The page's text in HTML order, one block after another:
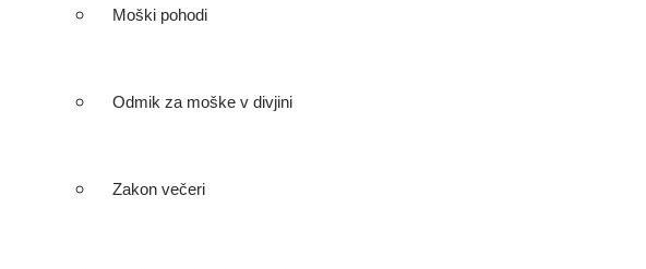
Moški pohodi
Odmik za moške v divjini
Zakon večeri